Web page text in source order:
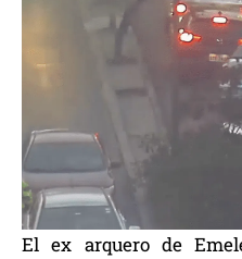
El ex arquero de